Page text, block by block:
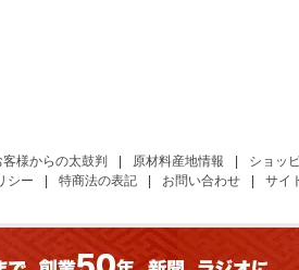
客様からの太鼓判 原材料産地情報 ショッ
シー 特商法の表記 お問い合わせ サイ